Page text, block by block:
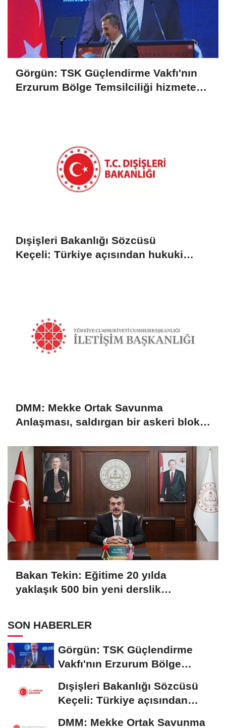
Görgün: TSK Güçlendirme Vakfı'nın
Erzurum Bölge Temsilciliği hizmete
Dışişleri Bakanlığı Sözcüsü
Keçeli: Türkiye açısından hukuki
DMM: Mekke Ortak Savunma
Anlaşması, saldırgan bir askeri blok
Bakan Tekin: Eğitime 20 yılda
yaklaşık 500 bin yeni derslik
SON HABERLER
Görgün: TSK Güçlendirme
Vakfı'nın Erzurum Bölge
Dışişleri Bakanlığı Sözcüsü
Keçeli: Türkiye açısından
DMM: Mekke Ortak Savunma